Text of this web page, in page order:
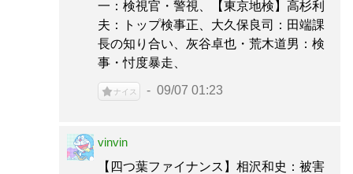
一：検視官・警視、【東京地検】高杉利
夫：トップ検事正、大久保良司：田端課
長の知り合い、灰谷卓也・荒木道男：検
事・忖度暴走、
ナイス 09/07 01:23
vinvin
【四つ葉ファイナンス】相沢和史：被害